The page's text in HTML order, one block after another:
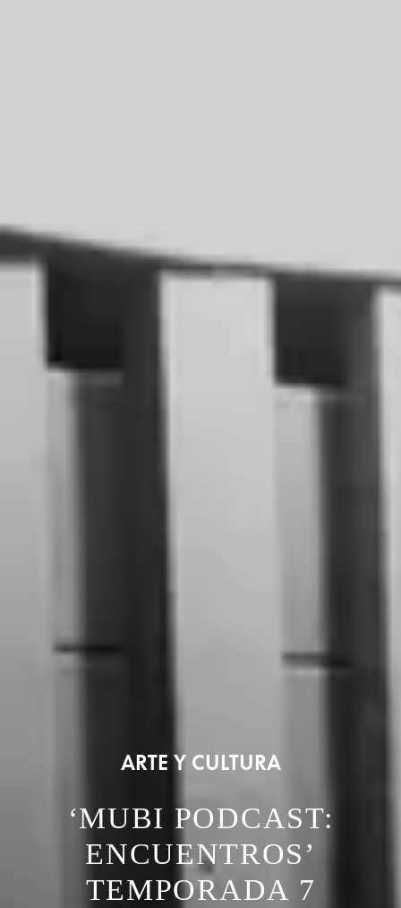
ARTE Y CULTURA
‘MUBI PODCAST:
ENCUENTROS’
TEMPORADA 7